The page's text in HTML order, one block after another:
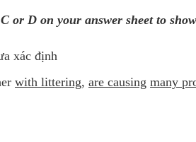
or D on your answer sheet to
xác định
with littering, are causing many